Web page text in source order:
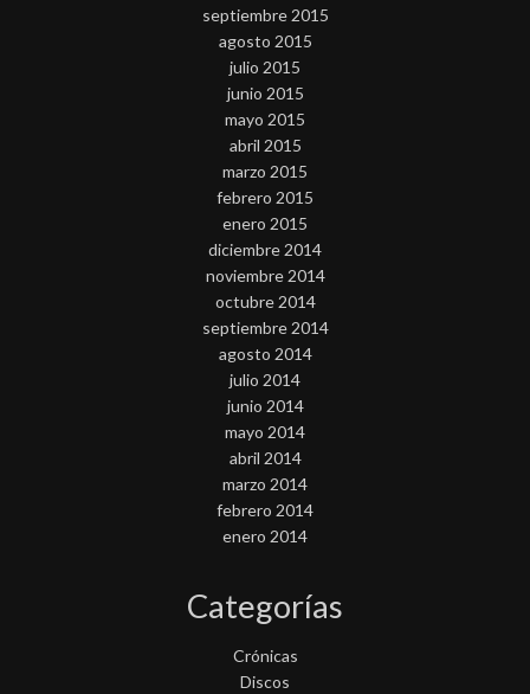
septiembre 2015
agosto 2015
julio 2015
junio 2015
mayo 2015
abril 2015
marzo 2015
febrero 2015
enero 2015
diciembre 2014
noviembre 2014
octubre 2014
septiembre 2014
agosto 2014
julio 2014
junio 2014
mayo 2014
abril 2014
marzo 2014
febrero 2014
enero 2014
Categorías
Crónicas
Discos